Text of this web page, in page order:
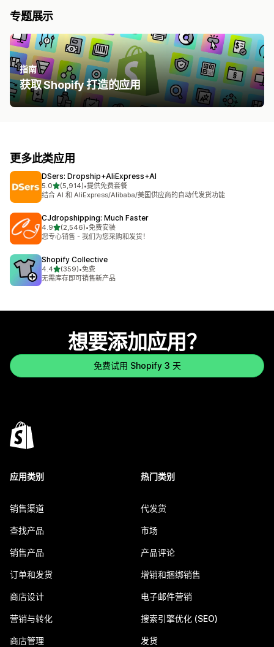
专题展示
指南
获取 Shopify 打造的应用
更多此类应用
DSers: Dropship+AliExpress+AI
5.0星（满分 5 星）
(5,914)
总共 5914 条评论
•提供免费套餐
结合 AI 和 AliExpress/Alibaba/美国供应商的自动代发货功能
CJdropshipping: Much Faster
4.9星（满分 5 星）
(2,546)
总共 2546 条评论
•免费安装
您专心销售 - 我们为您采购和发货！
Shopify Collective
4.4星（满分 5 星）
(359)
总共 359 条评论
•免费
无需库存即可销售新产品
想要添加应用？
免费试用 Shopify 3 天
应用类别
销售渠道
查找产品
销售产品
订单和发货
商店设计
营销与转化
商店管理
热门类别
代发货
市场
产品评论
增销和捆绑销售
电子邮件营销
搜索引擎优化 (SEO)
发货